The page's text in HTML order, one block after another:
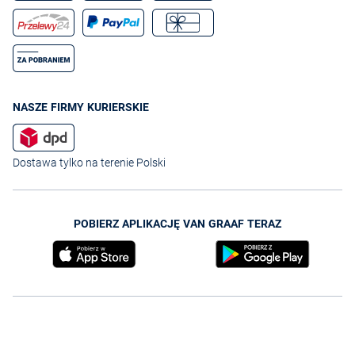
NASZE FIRMY KURIERSKIE
Dostawa tylko na terenie Polski
POBIERZ APLIKACJĘ VAN GRAAF TERAZ